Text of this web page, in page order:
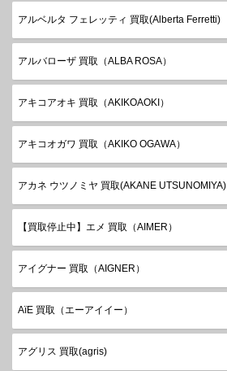
アルベルタ フェレッティ 買取(Alberta Ferretti)
アルバローザ 買取（ALBA ROSA）
アキコアオキ 買取（AKIKOAOKI）
アキコオガワ 買取（AKIKO OGAWA）
アカネ ウツノミヤ 買取(AKANE UTSUNOMIYA)
【買取停止中】エメ 買取（AIMER）
アイグナー 買取（AIGNER）
AïE 買取（エーアイイー）
アグリス 買取(agris)